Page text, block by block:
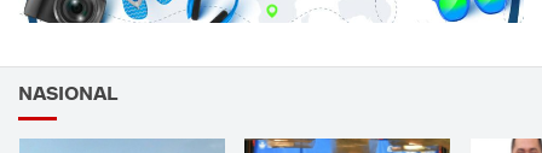
NASIONAL